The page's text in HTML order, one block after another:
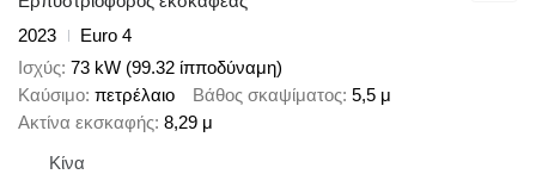
2023
Euro 4
Ισχύς 73 kW (99.32 ίπποδύναμη)
Καύσιμο πετρέλαιο Βάθος σκαψίματος 5,5 μ
Ακτίνα εκσκαφής 8,29 μ
Κίνα